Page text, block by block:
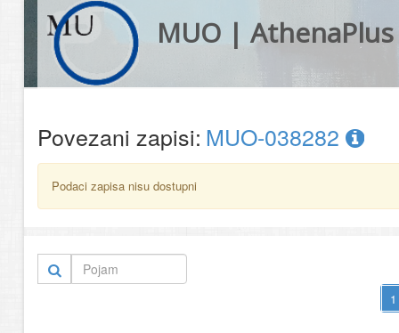
MUO | AthenaPlus
Povezani zapisi: MUO-038282
Podaci zapisa nisu dostupni